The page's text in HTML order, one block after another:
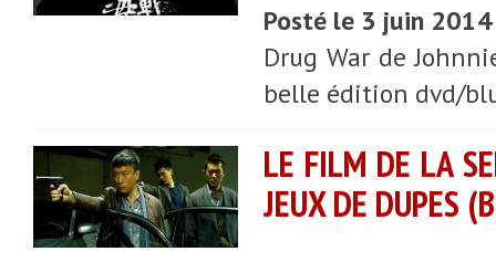
Posté le 3 juin
Drug War de
belle édition dvd/
LE FILM DE LA
JEUX DE DUPES